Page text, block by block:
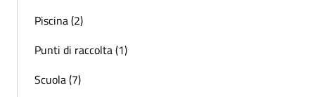
Piscina (2)
Punti di raccolta (1)
Scuola (7)